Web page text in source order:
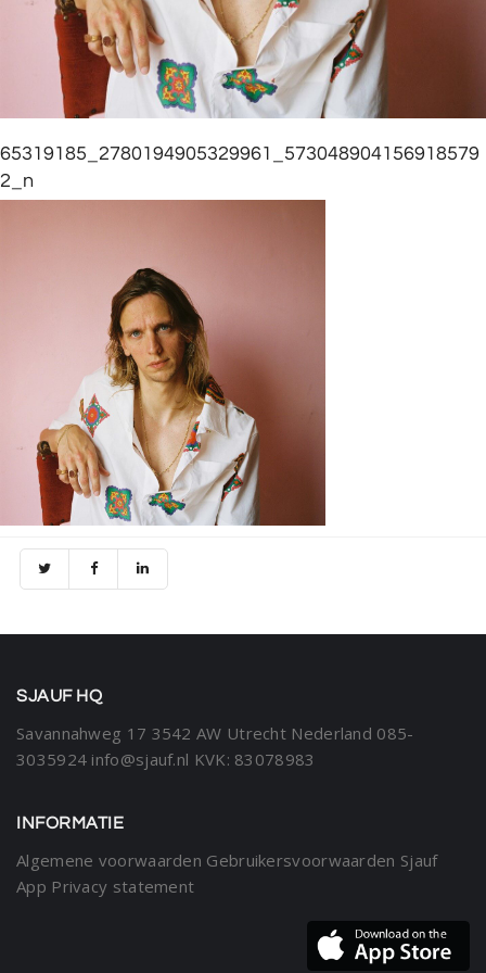
65319185_2780194905329961_573048904156918579
2_n
SJAUF HQ
Savannahweg 17 3542 AW Utrecht Nederland 085-
3035924 info@sjauf.nl KVK: 83078983
INFORMATIE
Algemene voorwaarden Gebruikersvoorwaarden Sjauf
App Privacy statement